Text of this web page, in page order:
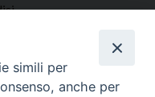
simili per
anche per